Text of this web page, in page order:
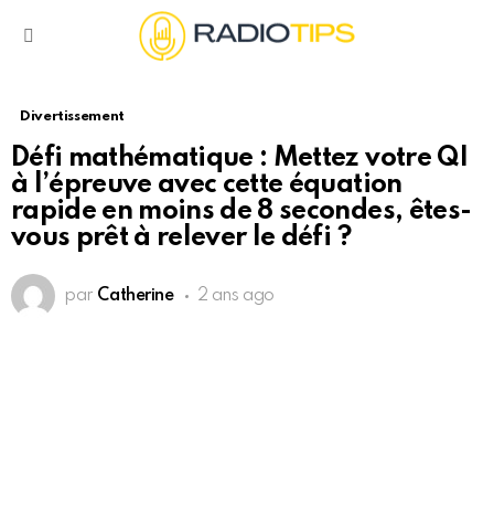
Divertissement
Défi mathématique : Mettez votre QI
à l’épreuve avec cette équation
rapide en moins de 8 secondes, êtes-
vous prêt à relever le défi ?
par Catherine 2 ans ago